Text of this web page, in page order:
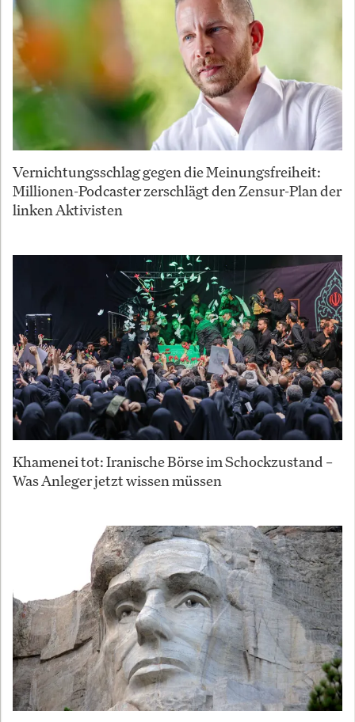
Vernichtungsschlag gegen die Meinungsfreiheit:
Millionen-Podcaster zerschlägt den Zensur-Plan der
linken Aktivisten
Khamenei tot: Iranische Börse im Schockzustand –
Was Anleger jetzt wissen müssen